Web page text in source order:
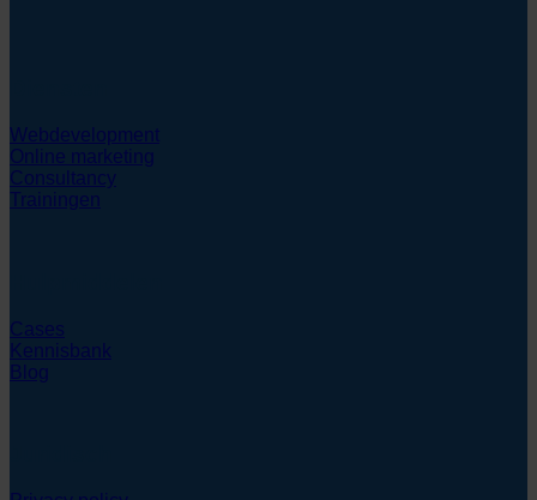
Webdevelopment
Online marketing
Consultancy
Trainingen
Cases
Kennisbank
Blog